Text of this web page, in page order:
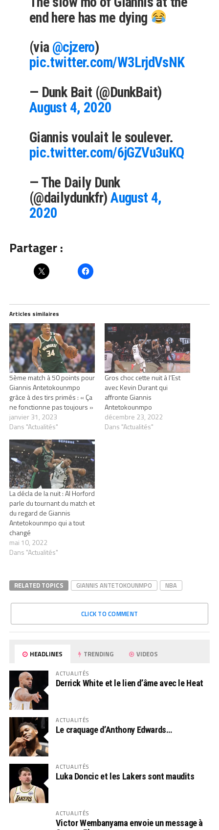
end here has me dying
(via @cjzero)
pic.twitter.com/W3LrjdVsNK
— Dunk Bait (@DunkBait)
August 4, 2020
Giannis voulait le soulever.
pic.twitter.com/6jGZVu3uKQ
— The Daily Dunk
(@dailydunkfr)August 4,
2020
Partager :
Articles similaires
5ème match à 50 points pour
Giannis Antetokounmpo
grâce à des tirs primés : « Ça
ne fonctionne pas toujours »
janvier 31, 2023
Dans "Actualités"
Gros choc cette nuit à l’Est
avec Kevin Durant qui
affronte Giannis
Antetokounmpo
décembre 23, 2022
Dans "Actualités"
La décla de la nuit : Al Horford
parle du tournant du match et
du regard de Giannis
Antetokounmpo qui a tout
changé
mai 10, 2022
Dans "Actualités"
RELATED TOPICS GIANNIS ANTETOKOUNMPO NBA
CLICK TO COMMENT
HEADLINES TRENDING VIDEOS
ACTUALITÉS
Derrick White et le lien d’âme avec le Heat
ACTUALITÉS
Le craquage d’Anthony Edwards…
ACTUALITÉS
Luka Doncic et les Lakers sont maudits
ACTUALITÉS
Victor Wembanyama envoie un message à